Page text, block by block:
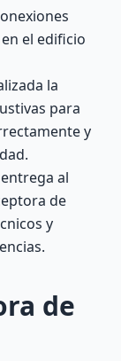
el edificio
la
para
y
al
de
y
de